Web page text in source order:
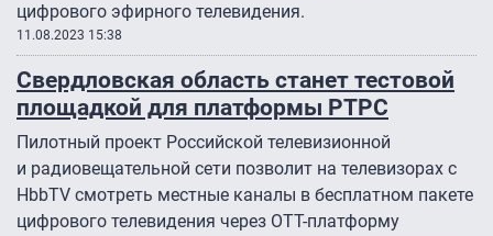
цифрового эфирного телевидения.
11.08.2023 15:38
Свердловская область станет тестовой
площадкой для платформы РТРС
Пилотный проект Российской телевизионной
и радиовещательной сети позволит на телевизорах с
HbbTV смотреть местные каналы в бесплатном пакете
цифрового телевидения через OTT-платформу